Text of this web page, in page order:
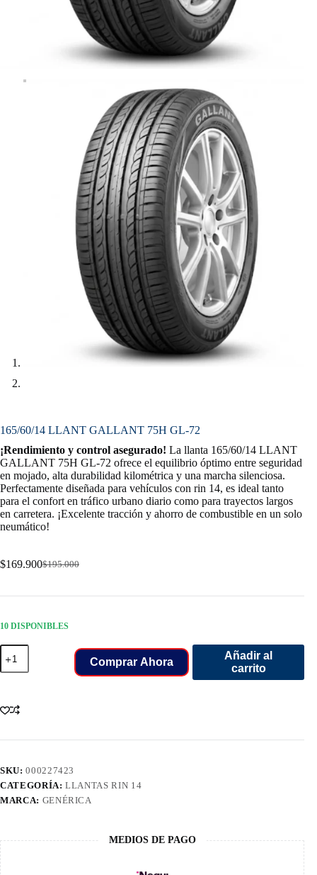
165/60/14 LLANT GALLANT 75H GL-72
¡Rendimiento y control asegurado! La llanta 165/60/14 LLANT
GALLANT 75H GL-72 ofrece el equilibrio óptimo entre seguridad
en mojado, alta durabilidad kilométrica y una marcha silenciosa.
Perfectamente diseñada para vehículos con rin 14, es ideal tanto
para el confort en tráfico urbano diario como para trayectos largos
en carretera. ¡Excelente tracción y ahorro de combustible en un solo
neumático!
$195.000
Original
was:
$169.900Current
is:
10 DISPONIBLES
165/60/14
LLANT
GALLANT
72
Comprar Ahora
Añadir al
carrito
SKU:000227423
CATEGORÍA:LLANTAS RIN 14
MARCA: GENÉRICA
MEDIOS DE PAGO